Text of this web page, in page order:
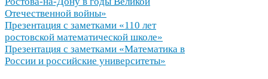
Отечественной войны»
Презентация с заметками «110 лет
ростовской математической школе»
Презентация с заметками «Математика в
России и российские университеты»